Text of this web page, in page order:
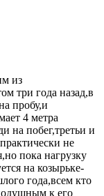
из
три года назад,в
пробу,и
4 метра
на побег,третьи и
не
пока нагрузку
на козырьке-
года,всем кто
к его